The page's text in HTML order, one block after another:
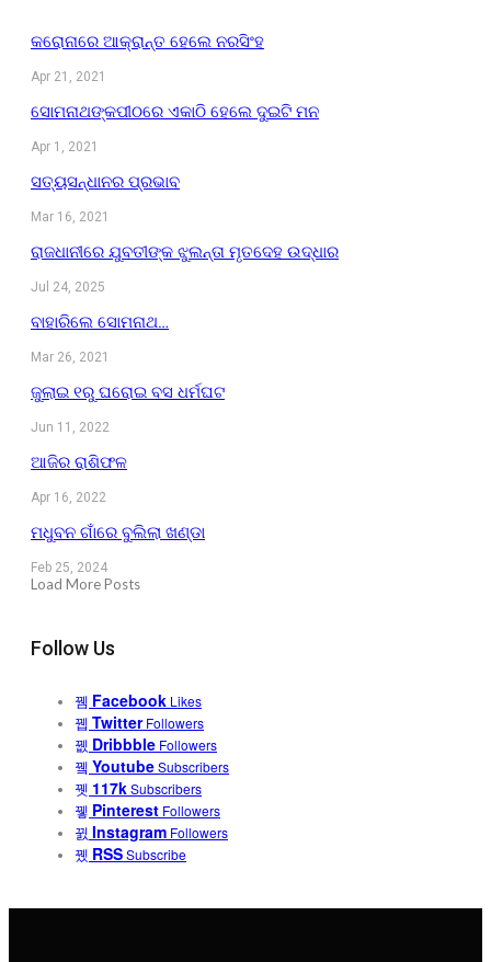
କରୋନାରେ ଆକ୍ରାନ୍ତ ହେଲେ ନରସିଂହ
Apr 21, 2021
ସୋମନାଥଙ୍କପୀଠରେ ଏକାଠି ହେଲେ ଦୁଇଟି ମନ
Apr 1, 2021
ସତ୍ୟସନ୍ଧାନର ପ୍ରଭାବ
Mar 16, 2021
ରାଜଧାନୀରେ ଯୁବତୀଙ୍କ ଝୁଲନ୍ତା ମୃତଦେହ ଉଦ୍ଧାର
Jul 24, 2025
ବାହାରିଲେ ସୋମନାଥ…
Mar 26, 2021
ଜୁଲାଇ ୧ରୁ ଘରୋଇ ବସ ଧର୍ମଘଟ
Jun 11, 2022
ଆଜିର ରାଶିଫଳ
Apr 16, 2022
ମଧୁବନ ଗାଁରେ ବୁଲିଲା ଖଣ୍ଡା
Feb 25, 2024
Load More Posts
Follow Us
Facebook Likes
Twitter Followers
Dribbble Followers
YoutubeSubscribers
117kSubscribers
Pinterest Followers
Instagram Followers
RSSSubscribe